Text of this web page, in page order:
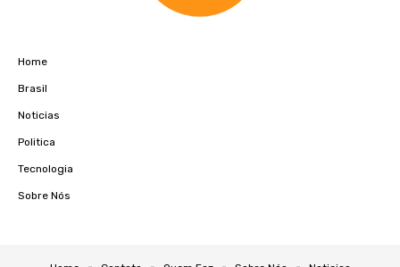
Home
Brasil
Noticias
Politica
Tecnologia
Sobre Nós